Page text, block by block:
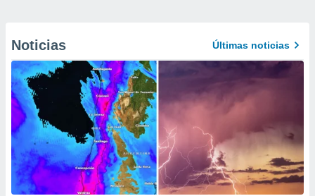
Noticias Últimas noticias